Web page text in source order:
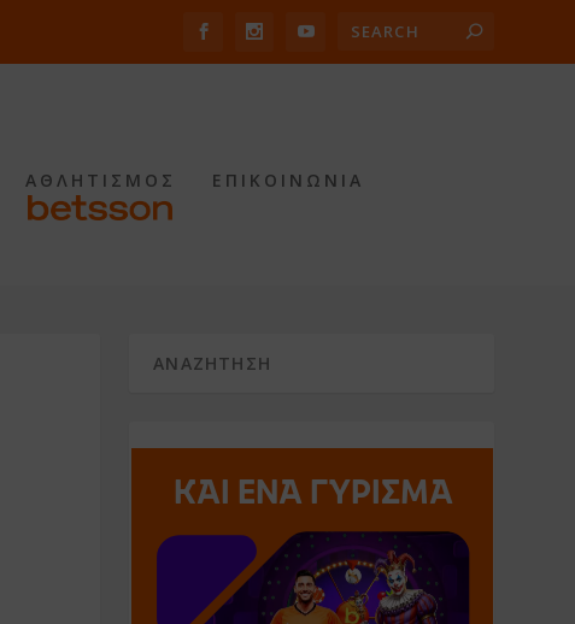
ΑΘΛΗΤΙΣΜΟΣ ΕΠΙΚΟΙΝΩΝΙΑ